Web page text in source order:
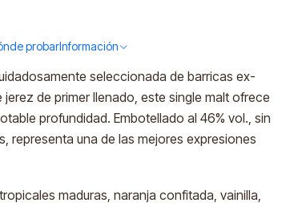
probarInformación
de la destilería Arran. Madurado
seleccionada de barricas ex-
de primer llenado, este single malt ofrece
profundidad. Embotellado al 46% vol., sin
representa una de las mejores expresiones
maduras, naranja confitada, vainilla,